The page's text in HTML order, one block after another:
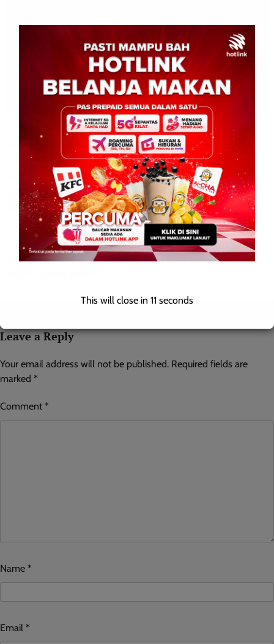
BERITA TOP 1
Perayaan Aidilfitri Cerminan Perpaduan Unik Sabah:
Tze Vun
March 24, 2026 0
BEAUFORT: Sambutan Hari Raya Aidilfitri di Sabah terus
menyerlahkan semangat perpaduan apabila perayaan itu
diraikan bersama oleh masyarakat berbilang kaum dan agama
Leave a Reply
Your email address will not be published. Required fields are
marked *
Comment *
Name *
Email *
This will close in 10 seconds